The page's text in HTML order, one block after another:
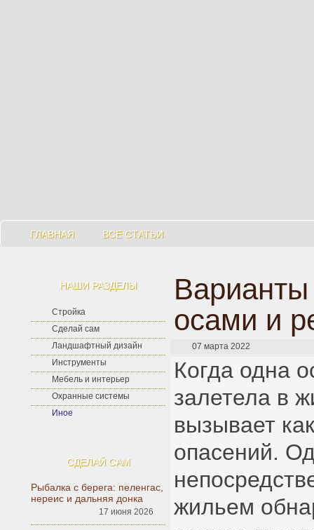
ГЛАВНАЯ ВСЕ СТАТЬИ
НАШИ РАЗДЕЛЫ
Стройка
Сделай сам
Ландшафтный дизайн
Инструменты
Мебель и интерьер
Охранные системы
Иное
СДЕЛАЙ САМ
Рыбалка с берега: пеленгас,
нереис и дальняя донка
17 июня 2026
осами и
07 марта 2022
Когда одна
залетела в
вызывает
опасений.
жильем